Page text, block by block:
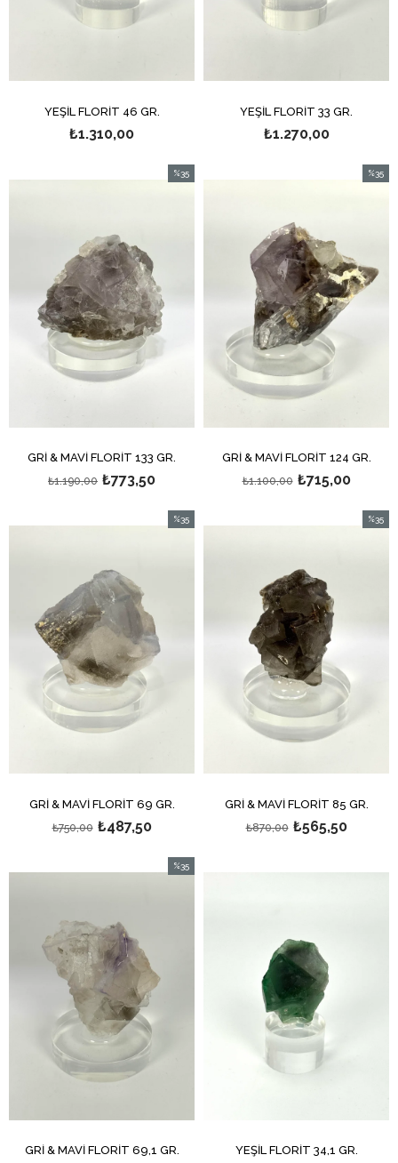
YEŞİL FLORİT 46 GR.
₺1.310,00
YEŞİL FLORİT 33 GR.
₺1.270,00
GRİ & MAVİ FLORİT 133 GR.
₺773,50
₺1.190,00
%35
GRİ & MAVİ FLORİT 124 GR.
₺715,00
₺1.100,00
%35
GRİ & MAVİ FLORİT 69 GR.
₺487,50
₺750,00
%35
GRİ & MAVİ FLORİT 85 GR.
₺565,50
₺870,00
%35
GRİ & MAVİ FLORİT 69,1 GR.
%35
YEŞİL FLORİT 34,1 GR.